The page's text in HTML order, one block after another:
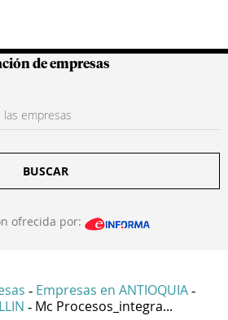
Colombianas
de empresas
BUSCAR
ofrecida por:
- Empresas en ANTIOQUIA -
- Mc Procesos_integra...